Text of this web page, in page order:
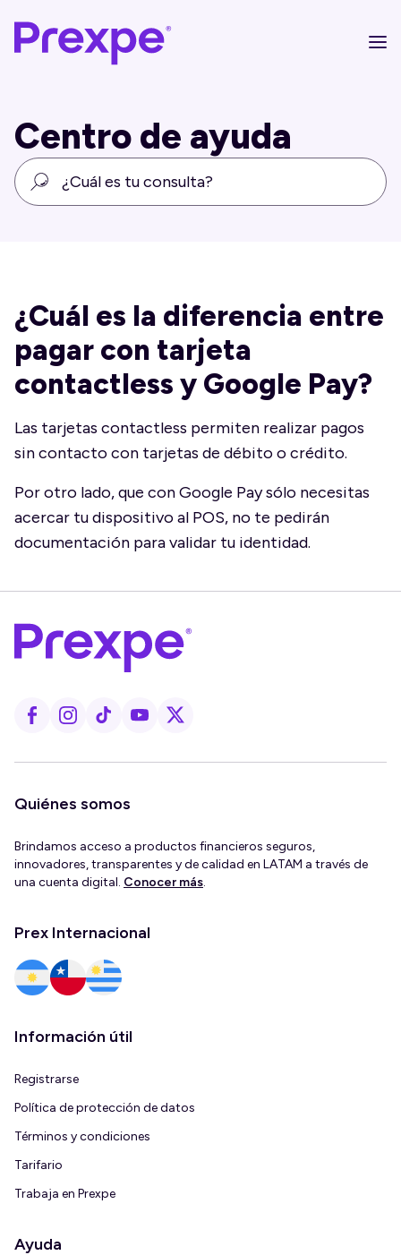
Centro de ayuda
¿Cuál es la diferencia entre
pagar con tarjeta
contactless y Google Pay?
Las tarjetas contactless permiten realizar pagos
sin contacto con tarjetas de débito o crédito.
Por otro lado, que con Google Pay sólo necesitas
acercar tu dispositivo al POS, no te pedirán
documentación para validar tu identidad.
Quiénes somos
Brindamos acceso a productos financieros seguros,
innovadores, transparentes y de calidad en LATAM a través de
una cuenta digital. Conocer más.
Prex Internacional
Información útil
Registrarse
Política de protección de datos
Términos y condiciones
Tarifario
Trabaja en Prexpe
Ayuda